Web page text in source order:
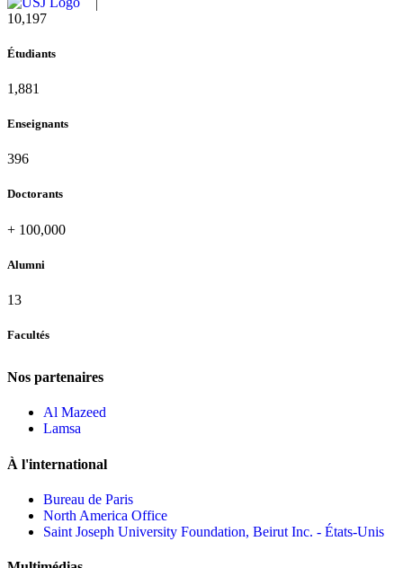
10,815
Étudiants
1,995
Enseignants
420
Doctorants
+ 100,000
Alumni
13
Facultés
Nos partenaires
Al Mazeed
Lamsa
À l'international
Bureau de Paris
North America Office
Saint Joseph University Foundation, Beirut Inc. - États-Unis